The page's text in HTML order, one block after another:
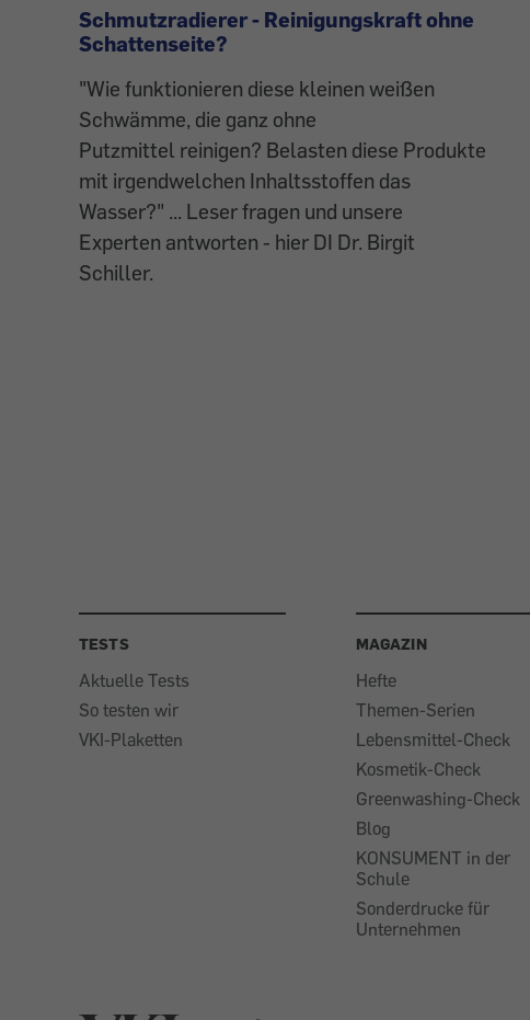
Schmutzradierer - Reinigungskraft ohne
Schattenseite?
"Wie funktionieren diese kleinen weißen
Schwämme, die ganz ohne
Putzmittel reinigen? Belasten diese Produkte
mit irgendwelchen Inhaltsstoffen das
Wasser?" ... Leser fragen und unsere
Experten antworten - hier DI Dr. Birgit
Schiller.
TESTS
Aktuelle Tests
So testen wir
VKI-Plaketten
MAGAZIN
Hefte
Themen-Serien
Lebensmittel-Check
Kosmetik-Check
Greenwashing-Check
Blog
KONSUMENT in der
Schule
Sonderdrucke für
Unternehmen